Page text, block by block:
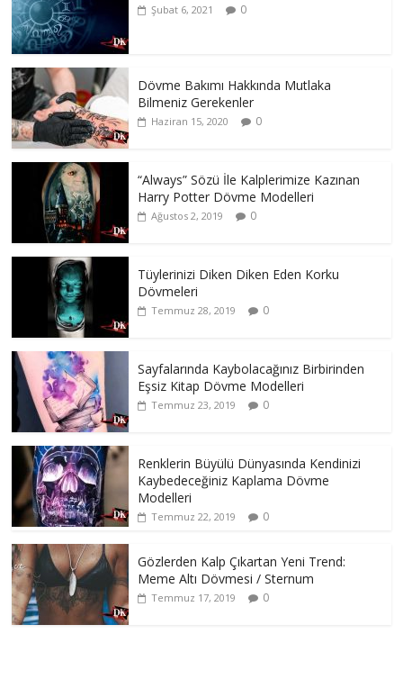
Şubat 6, 2021 0
Dövme Bakımı Hakkında Mutlaka
Bilmeniz Gerekenler
Haziran 15, 2020 0
“Always” Sözü İle Kalplerimize Kazınan
Harry Potter Dövme Modelleri
Ağustos 2, 2019 0
Tüylerinizi Diken Diken Eden Korku
Dövmeleri
Temmuz 28, 2019 0
Sayfalarında Kaybolacağınız Birbirinden
Eşsiz Kitap Dövme Modelleri
Temmuz 23, 2019 0
Renklerin Büyülü Dünyasında Kendinizi
Kaybedeceğiniz Kaplama Dövme
Modelleri
Temmuz 22, 2019 0
Gözlerden Kalp Çıkartan Yeni Trend:
Meme Altı Dövmesi / Sternum
Temmuz 17, 2019 0